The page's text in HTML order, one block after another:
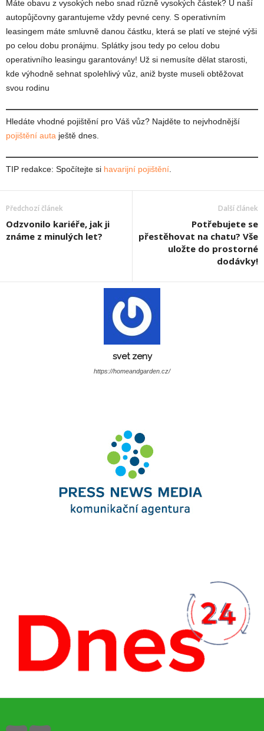
Máte obavu z vysokých nebo snad různě vysokých částek? U naší
autopůjčovny garantujeme vždy pevné ceny. S operativním
leasingem máte smluvně danou částku, která se platí ve stejné výši
po celou dobu pronájmu. Splátky jsou tedy po celou dobu
operativního leasingu garantovány! Už si nemusíte dělat starosti,
kde výhodně sehnat spolehlivý vůz, aniž byste museli obtěžovat
svou rodinu
Hledáte vhodné pojištění pro Váš vůz? Najděte to nejvhodnější
pojištění auta ještě dnes.
TIP redakce: Spočítejte si havarijní pojištění
Předchozí článek
Odzvonilo kariéře, jak ji
známe z minulých let?
Další článek
Potřebujete se
přestěhovat na chatu? Vše
uložte do prostorné
dodávky!
svet zeny
https://homeandgarden.cz/